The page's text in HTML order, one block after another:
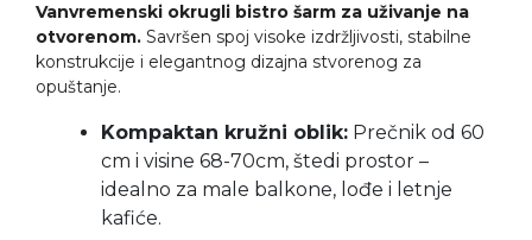
Vanvremenski okrugli bistro šarm za uživanje na
otvorenom. Savršen spoj visoke izdržljivosti, stabilne
konstrukcije i elegantnog dizajna stvorenog za
opuštanje.
Kompaktan kružni oblik: Prečnik od 60
cm i visine 68-70cm, štedi prostor –
idealno za male balkone, lođe i letnje
kafiće.